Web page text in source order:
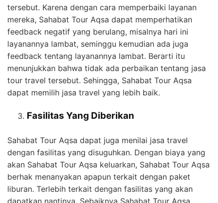
tersebut. Karena dengan cara memperbaiki layanan
mereka, Sahabat Tour Aqsa dapat memperhatikan
feedback negatif yang berulang, misalnya hari ini
layanannya lambat, seminggu kemudian ada juga
feedback tentang layanannya lambat. Berarti itu
menunjukkan bahwa tidak ada perbaikan tentang jasa
tour travel tersebut. Sehingga, Sahabat Tour Aqsa
dapat memilih jasa travel yang lebih baik.
Fasilitas Yang Diberikan
Sahabat Tour Aqsa dapat juga menilai jasa travel
dengan fasilitas yang disuguhkan. Dengan biaya yang
akan Sahabat Tour Aqsa keluarkan, Sahabat Tour Aqsa
berhak menanyakan apapun terkait dengan paket
liburan. Terlebih terkait dengan fasilitas yang akan